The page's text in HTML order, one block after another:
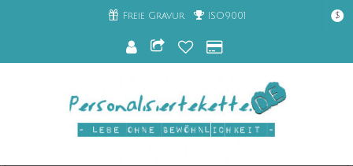
Freie Gravur ISO9001 $